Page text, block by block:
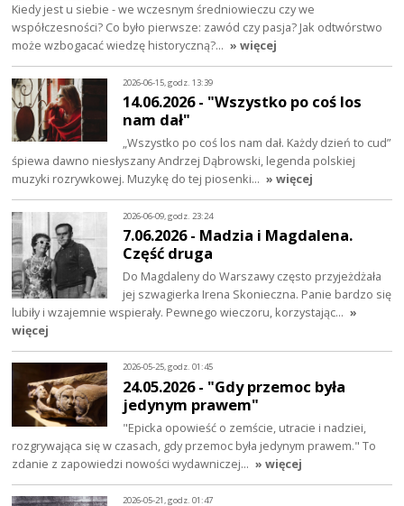
Kiedy jest u siebie - we wczesnym średniowieczu czy we
współczesności? Co było pierwsze: zawód czy pasja? Jak odtwórstwo
może wzbogacać wiedzę historyczną?… » więcej
2026-06-15, godz. 13:39
14.06.2026 - "Wszystko po coś los
nam dał"
„Wszystko po coś los nam dał. Każdy dzień to cud”
śpiewa dawno niesłyszany Andrzej Dąbrowski, legenda polskiej
muzyki rozrywkowej. Muzykę do tej piosenki… » więcej
2026-06-09, godz. 23:24
7.06.2026 - Madzia i Magdalena.
Część druga
Do Magdaleny do Warszawy często przyjeżdżała
jej szwagierka Irena Skonieczna. Panie bardzo się
lubiły i wzajemnie wspierały. Pewnego wieczoru, korzystając… »
więcej
2026-05-25, godz. 01:45
24.05.2026 - "Gdy przemoc była
jedynym prawem"
"Epicka opowieść o zemście, utracie i nadziei,
rozgrywająca się w czasach, gdy przemoc była jedynym prawem." To
zdanie z zapowiedzi nowości wydawniczej… » więcej
2026-05-21, godz. 01:47